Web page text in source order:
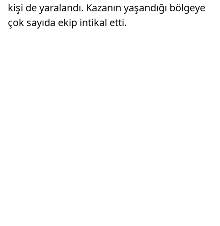
kişi de yaralandı. Kazanın yaşandığı bölgeye
çok sayıda ekip intikal etti.